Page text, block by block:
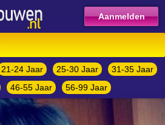
Aanmelden
21-24 Jaar 25-30 Jaar
31-35 Jaar
46-55 Jaar 56-99 Jaar